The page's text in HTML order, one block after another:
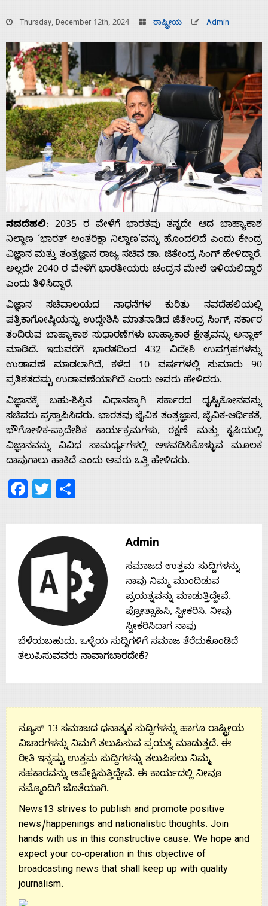
Home
About
Us
Advertise
With
Contact
Us
Thursday, December 12th, 2024 ರಾಷ್ಟ್ರೀಯ Admin
ನವದೆಹಲಿ: 2035 ರ ವೇಳೆಗೆ ಭಾರತವು ತನ್ನದೇ ಆದ ಬಾಹ್ಯಾಕಾಶ
ನಿಲ್ದಾಣ ‘ಭಾರತ್ ಅಂತರಿಕ್ಷಾ ನಿಲ್ದಾಣ’ವನ್ನು ಹೊಂದಲಿದೆ ಎಂದು ಕೇಂದ್ರ
ವಿಜ್ಞಾನ ಮತ್ತು ತಂತ್ರಜ್ಞಾನ ರಾಜ್ಯ ಸಚಿವ ಡಾ. ಜಿತೇಂದ್ರ ಸಿಂಗ್ ಹೇಳಿದ್ದಾರೆ.
ಅಲ್ಲದೇ 2040 ರ ವೇಳೆಗೆ ಭಾರತೀಯರು ಚಂದ್ರನ ಮೇಲೆ ಇಳಿಯಲಿದ್ದಾರೆ
ಎಂದು ತಿಳಿಸಿದ್ದಾರೆ.
ವಿಜ್ಞಾನ ಸಚಿವಾಲಯದ ಸಾಧನೆಗಳ ಕುರಿತು ನವದೆಹಲಿಯಲ್ಲಿ
ಪತ್ರಿಕಾಗೋಷ್ಠಿಯನ್ನು ಉದ್ದೇಶಿಸಿ ಮಾತನಾಡಿದ ಜಿತೇಂದ್ರ ಸಿಂಗ್‌, ಸರ್ಕಾರ
ತಂದಿರುವ ಬಾಹ್ಯಾಕಾಶ ಸುಧಾರಣೆಗಳು ಬಾಹ್ಯಾಕಾಶ ಕ್ಷೇತ್ರವನ್ನು ಅನ್ಲಾಕ್
ಮಾಡಿದೆ. ಇದುವರೆಗೆ ಭಾರತದಿಂದ 432 ವಿದೇಶಿ ಉಪಗ್ರಹಗಳನ್ನು
ಉಡಾವಣೆ ಮಾಡಲಾಗಿದೆ, ಕಳೆದ 10 ವರ್ಷಗಳಲ್ಲಿ ಸುಮಾರು 90
ಪ್ರತಿಶತದಷ್ಟು ಉಡಾವಣೆಯಾಗಿದೆ ಎಂದು ಅವರು ಹೇಳಿದರು.
ವಿಜ್ಞಾನಕ್ಕೆ ಬಹು-ಶಿಸ್ತಿನ ವಿಧಾನಕ್ಕಾಗಿ ಸರ್ಕಾರದ ದೃಷ್ಟಿಕೋನವನ್ನು
ಸಚಿವರು ಪ್ರಸ್ತಾಪಿಸಿದರು. ಭಾರತವು ಜೈವಿಕ ತಂತ್ರಜ್ಞಾನ, ಜೈವಿಕ-ಆರ್ಥಿಕತೆ,
ಭೌಗೋಳಿಕ-ಪ್ರಾದೇಶಿಕ ಕಾರ್ಯಕ್ರಮಗಳು, ರಕ್ಷಣೆ ಮತ್ತು ಕೃಷಿಯಲ್ಲಿ
ವಿಜ್ಞಾನವನ್ನು ವಿವಿಧ ಸಾಮರ್ಥ್ಯಗಳಲ್ಲಿ ಅಳವಡಿಸಿಕೊಳ್ಳುವ ಮೂಲಕ
ದಾಪುಗಾಲು ಹಾಕಿದೆ ಎಂದು ಅವರು ಒತ್ತಿ ಹೇಳಿದರು.
Facebook
Twitter
Admin
ಸಮಾಜದ ಉತ್ತಮ ಸುದ್ದಿಗಳನ್ನು
ನಾವು ನಿಮ್ಮ ಮುಂದಿಡುವ
ಪ್ರಯತ್ನವನ್ನು ಮಾಡುತ್ತಿದ್ದೇವೆ.
ಪ್ರೋತ್ಸಾಹಿಸಿ, ಸ್ವೀಕರಿಸಿ. ನೀವು
ಸ್ವೀಕರಿಸಿದಾಗ ನಾವು
ಬೆಳೆಯಬಹುದು. ಒಳ್ಳೆಯ ಸುದ್ದಿಗಳಿಗೆ ಸಮಾಜ ತೆರೆದುಕೊಂಡಿದೆ
ತಲುಪಿಸುವವರು ನಾವಾಗಬಾರದೇಕೆ?
ನ್ಯೂಸ್ 13 ಸಮಾಜದ ಧನಾತ್ಮಕ ಸುದ್ದಿಗಳನ್ನು ಹಾಗೂ ರಾಷ್ಟ್ರೀಯ
ವಿಚಾರಗಳನ್ನು ನಿಮಗೆ ತಲುಪಿಸುವ ಪ್ರಯತ್ನ ಮಾಡುತ್ತದೆ. ಈ
ರೀತಿ ಇನ್ನಷ್ಟು ಉತ್ತಮ ಸುದ್ದಿಗಳನ್ನು ತಲುಪಿಸಲು ನಿಮ್ಮ
ಸಹಕಾರವನ್ನು ಅಪೇಕ್ಷಿಸುತ್ತಿದ್ದೇವೆ. ಈ ಕಾರ್ಯದಲ್ಲಿ ನೀವೂ
ನಮ್ಮೊಂದಿಗೆ ಜೊತೆಯಾಗಿ.
News13 strives to publish and promote positive
news/happenings and nationalistic thoughts. Join
hands with us in this constructive cause. We hope and
expect your co-operation in this objective of
broadcasting news that shall keep up with quality
journalism.